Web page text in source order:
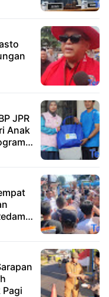
JPR
Anak